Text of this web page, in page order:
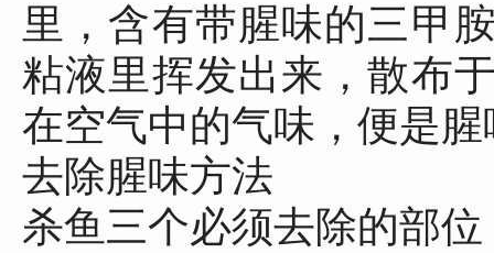
里，含有带腥味的三甲
粘液里挥发出来，散布
在空气中的气味，便是腥
去除腥味方法
杀鱼三个必须去除的部位